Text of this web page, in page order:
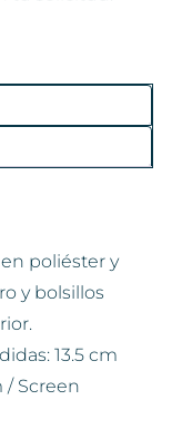
poliéster y
y bolsillos
13.5 cm
/ Screen